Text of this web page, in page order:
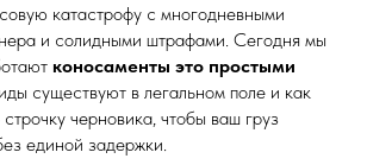
катастрофу с многодневными
и солидными штрафами. Сегодня мы
коносаменты это простыми
существуют в легальном поле и как
черновика, чтобы ваш груз
единой задержки.